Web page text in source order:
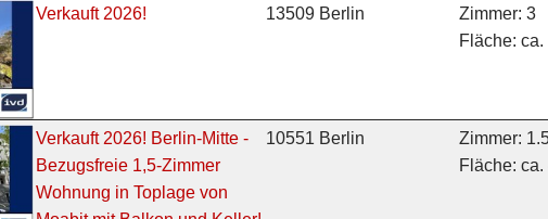
Verkauft 2026! 13509 Berlin
Zimmer: 3
Fläche: ca.
Verkauft 2026! Berlin-Mitte -
Bezugsfreie 1,5-Zimmer
Wohnung in Toplage von
10551 Berlin
Zimmer:
Fläche: ca.